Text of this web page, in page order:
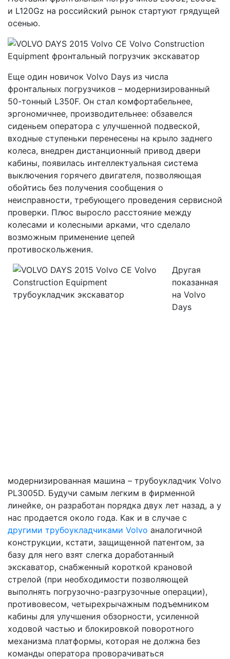
и L120Gz на российский рынок стартуют грядущей
осенью.
Еще один новичок Volvo Days из числа
фронтальных погрузчиков – модернизированный
50-тонный L350F. Он стал комфортабельнее,
эргономичнее, производительнее: обзавелся
сиденьем оператора с улучшенной подвеской,
входные ступеньки перенесены на крыло заднего
колеса, внедрен дистанционный привод двери
кабины, появилась интеллектуальная система
выключения горячего двигателя, позволяющая
обойтись без получения сообщения о
неисправности, требующего проведения сервисной
проверки. Плюс выросло расстояние между
колесами и колесными арками, что сделало
возможным применение цепей
противоскольжения.
Другая
показанная
на Volvo
Days
модернизированная машина – трубоукладчик Volvo
PL3005D. Будучи самым легким в фирменной
линейке, он разработан порядка двух лет назад, а у
нас продается около года. Как и в случае с
другими трубоукладчиками Volvo аналогичной
конструкции, кстати, защищенной патентом, за
базу для него взят слегка доработанный
экскаватор, снабженный короткой крановой
стрелой (при необходимости позволяющей
выполнять погрузочно-разгрузочные операции),
противовесом, четырехрычажным подъемником
кабины для улучшения обзорности, усиленной
ходовой частью и блокировкой поворотного
механизма платформы, которая не должна без
команды оператора проворачиваться